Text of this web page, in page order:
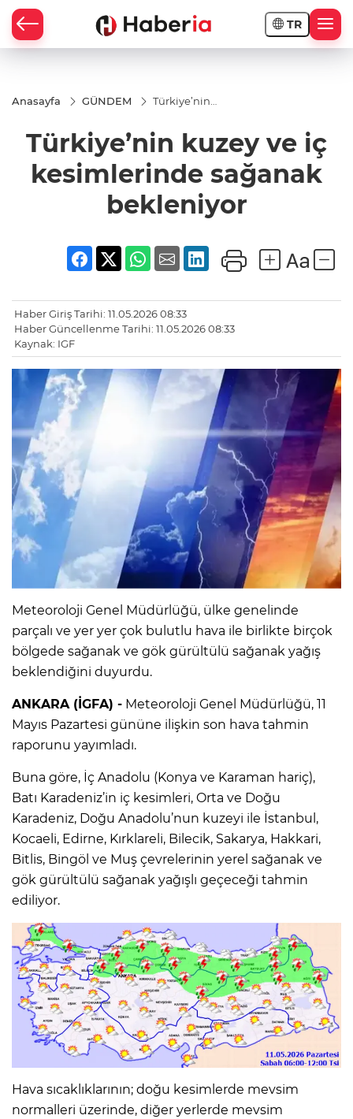
TR
Anasayfa GÜNDEM
Türkiye’nin
sağanak
bekleniyor
Türkiye’nin kuzey ve iç
kesimlerinde sağanak
bekleniyor
Haber Giriş Tarihi: 11.05.2026 08:33
Haber Güncellenme Tarihi: 11.05.2026 08:33
Kaynak: IGF
Meteoroloji Genel Müdürlüğü, ülke genelinde
parçalı ve yer yer çok bulutlu hava ile birlikte birçok
bölgede sağanak ve gök gürültülü sağanak yağış
beklendiğini duyurdu.
ANKARA (İGFA) - Meteoroloji Genel Müdürlüğü, 11
Mayıs Pazartesi gününe ilişkin son hava tahmin
raporunu yayımladı.
Buna göre, İç Anadolu (Konya ve Karaman hariç),
Batı Karadeniz’in iç kesimleri, Orta ve Doğu
Karadeniz, Doğu Anadolu’nun kuzeyi ile İstanbul,
Kocaeli, Edirne, Kırklareli, Bilecik, Sakarya, Hakkari,
Bitlis, Bingöl ve Muş çevrelerinin yerel sağanak ve
gök gürültülü sağanak yağışlı geçeceği tahmin
ediliyor.
Hava sıcaklıklarının; doğu kesimlerde mevsim
normalleri üzerinde, diğer yerlerde mevsim